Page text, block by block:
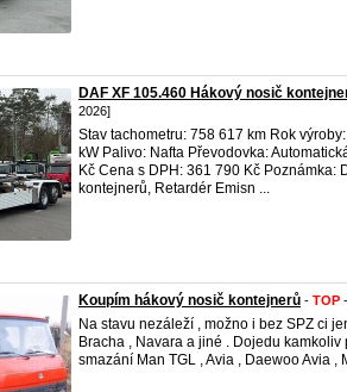
DAF XF 105.460 Hákový nosič
2026]
Stav tachometru: 758 617 km Rok
kW Palivo: Nafta Převodovka:
Kč Cena s DPH: 361 790 Kč Poznámka:
kontejnerů, Retardér Emisn ...
Koupím hákový nosič kontejnerů - TOP
Na stavu nezáleží , možno i bez SPZ ci
Bracha , Navara a jiné . Dojedu
smazání Man TGL , Avia , Daewoo Avia ,